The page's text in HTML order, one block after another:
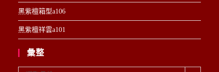
黑紫檀箱型a106
黑紫檀祥雲a101
彙整